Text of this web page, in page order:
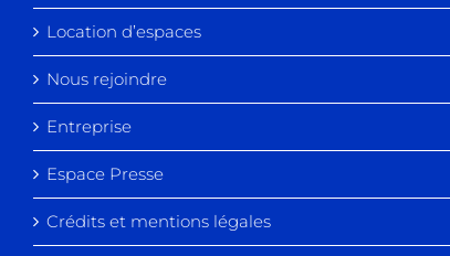
Location d’espaces
Nous rejoindre
Entreprise
Espace Presse
Crédits et mentions légales